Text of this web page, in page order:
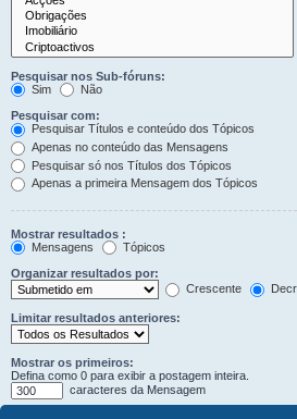
Pesquisar nos Sub-fóruns:
Sim
Não
Pesquisar com:
Pesquisar Títulos e conteúdo dos Tópicos
Apenas no conteúdo das Mensagens
Pesquisar só nos Títulos dos Tópicos
Apenas a primeira Mensagem dos Tópicos
Mostrar resultados :
Mensagens
Tópicos
Organizar resultados por:
Crescente
Limitar resultados anteriores:
Mostrar os primeiros:
Defina como 0 para exibir a postagem inteira.
caracteres da Mensagem